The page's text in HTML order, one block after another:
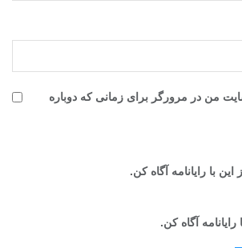
من در مرورگر برای زمانی که دوباره
با رایانامه آگاه کن.
آگاه کن.